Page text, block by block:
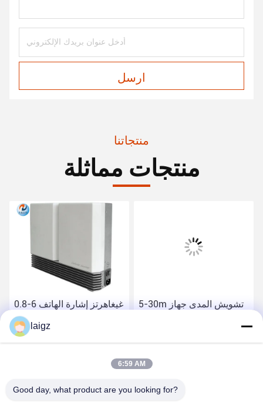
ارسل
منتجاتنا
منتجات مماثلة
0.8-6 غيغاهرتز إشارة الهاتف
الخليوي جهاز تشويش حجم
5-30m تشويش المدى جهاز
RF الطاقة
laigz
6:59 AM
Good day, what product are you looking for?